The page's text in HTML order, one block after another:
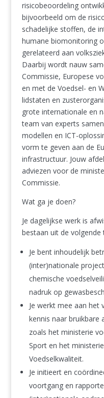
risicobeoordeling
bijvoorbeeld om de
schadelijke stoffen, de
humane biomonitoring
gerelateerd aan
Daarbij wordt nauw
Commissie, Europese
en met de Voedsel- en
lidstaten en
grote internationale en
team van experts
modellen en ICT-
vorm te geven aan de
infrastructuur. Jouw
adviezen voor de
Commissie.
Wat ga je doen?
Je dagelijkse werk is
bestaan uit de volgende
Je bent inhoudelijk
(inter)nationale
chemische
nadruk op
Je werkt mee aan het
kennis naar bruikbare
zoals het ministerie
Sport en het
Voedselkwaliteit.
Je initieert en
voortgang en